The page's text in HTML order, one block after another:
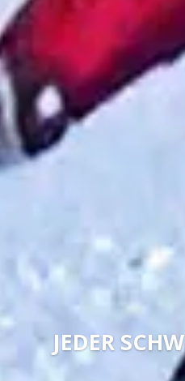
JEDER